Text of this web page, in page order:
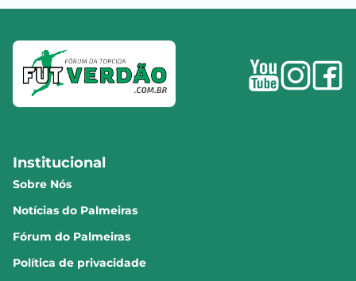
Institucional
Sobre Nós
Notícias do Palmeiras
Fórum do Palmeiras
Política de privacidade